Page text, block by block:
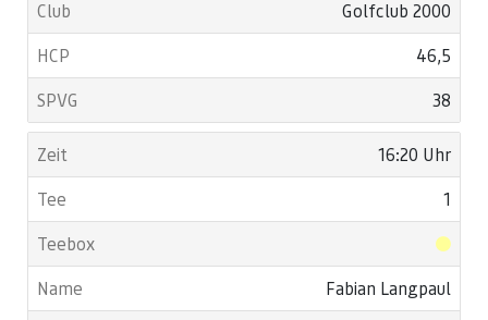
Golfclub 2000
46,5
38
16:20 Uhr
1
Fabian Langpaul